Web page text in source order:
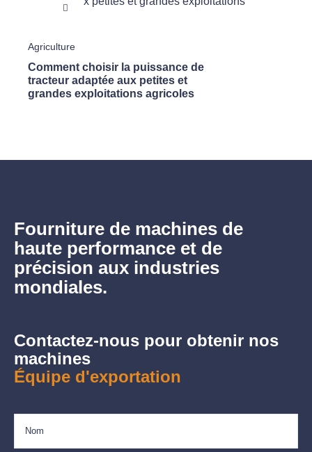
Agriculture
Comment choisir la puissance de
tracteur adaptée aux petites et
grandes exploitations agricoles
Fourniture de machines de
haute performance et de
précision aux industries
mondiales.
Contactez-nous pour obtenir nos
machines
Équipe d'exportation